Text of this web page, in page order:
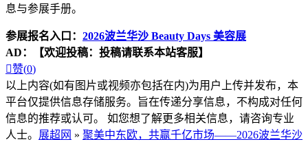
息与参展手册。
参展报名入口： 2026波兰华沙 Beauty Days 美容展
AD：
【欢迎投稿：投稿请联系本站客服】
赞(0)
以上内容(如有图片或视频亦包括在内)为用户上传并发布，本
平台仅提供信息存储服务。旨在传递分享信息，不构成对任何
信息的推荐或认可。 如您想了解更多相关信息，请咨询专业
人士。 展超网 » 聚美中东欧，共赢千亿市场——2026波兰华沙